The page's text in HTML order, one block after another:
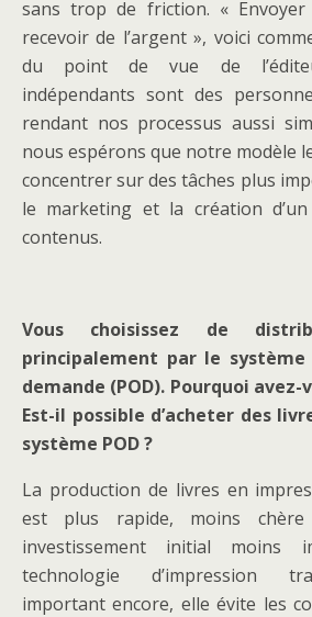
sans trop de friction. «
recevoir de l’argent », voici
du point de vue de
indépendants sont des
rendant nos processus aussi
nous espérons que notre modèle
concentrer sur des tâches plus
le marketing et la création
contenus.
Vous choisissez de
principalement par le système
demande (POD). Pourquoi
Est-il possible d’acheter des
système POD ?
La production de livres en
est plus rapide, moins
investissement initial moins
technologie d’impression
important encore, elle évite les